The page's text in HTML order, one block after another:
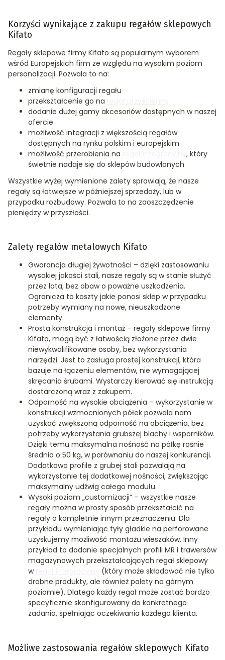
Korzyści wynikające z zakupu regałów sklepowych
Kifato
Regały sklepowe firmy Kifato są popularnym wyborem
wśród Europejskich firm ze względu na wysokim poziom
personalizacji. Pozwala to na:
zmianę konfiguracji regału
przekształcenie go na
dodanie dużej gamy akcesoriów dostępnych w naszej
ofercie
możliwość integracji z większością regałów
dostępnych na rynku polskim i europejskim
możliwość przerobienia na
, który
świetnie nadaje się do sklepów budowlanych
Wszystkie wyżej wymienione zalety sprawiają, że nasze
regały są łatwiejsze w późniejszej sprzedaży, lub w
przypadku rozbudowy. Pozwala to na zaoszczędzenie
pieniędzy w przyszłości.
Zalety regałów metalowych Kifato
Gwarancja długiej żywotności – dzięki zastosowaniu
wysokiej jakości stali, nasze regały są w stanie służyć
przez lata, bez obaw o poważne uszkodzenia.
Ogranicza to koszty jakie ponosi sklep w przypadku
potrzeby wymiany na nowe, nieuszkodzone
elementy.
Prosta konstrukcja i montaż – regały sklepowe firmy
Kifato, mogą być z łatwością złożone przez dwie
niewykwalifikowane osoby, bez wykorzystania
narzędzi. Jest to zasługa prostej konstrukcji, która
bazuje na łączeniu elementów, nie wymagającej
skręcania śrubami. Wystarczy kierować się instrukcją
dostarczoną wraz z zakupem.
Odporność na wysokie obciążenia – wykorzystanie w
konstrukcji wzmocnionych półek pozwala nam
uzyskać zwiększoną odporność na obciążenia, bez
potrzeby wykorzystania grubszej blachy i wsporników.
Dzięki temu maksymalna nośność na półkę rośnie
średnio o 50 kg, w porównaniu do naszej konkurencji.
Dodatkowo profile z grubej stali pozwalają na
wykorzystanie tej dodatkowej nośności, zwiększając
maksymalny udźwig całego modułu.
Wysoki poziom „customizacji” – wszystkie nasze
regały można w prosty sposób przekształcić na
regały o kompletnie innym przeznaczeniu. Dla
przykładu wymieniając tyły gładkie na perforowane
uzyskujemy możliwość montażu wieszaków. Inny
przykład to dodanie specjalnych profili MR i trawersów
magazynowych przekształcających regał sklepowy
w
(który może składować nie tylko
drobne produkty, ale również palety na górnym
poziomie). Dlatego każdy regał może zostać bardzo
specyficznie skonfigurowany do konkretnego
zadania, spełniając oczekiwania każdego klienta.
Możliwe zastosowania regałów sklepowych Kifato